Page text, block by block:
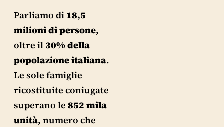
Parliamo di 18,5
milioni di persone,
oltre il30% della
popolazione italiana.
Le sole famiglie
ricostituite coniugate
superano le 852 mila
unità, numero che